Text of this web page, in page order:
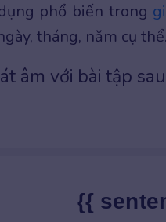
phổ biến trong
tháng, năm cụ
âm với bài tập
{{